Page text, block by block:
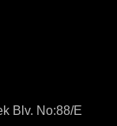
Blv. No:88/E